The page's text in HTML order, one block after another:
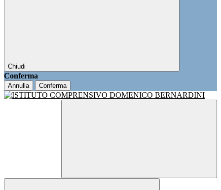
Chiudi
Conferma
Annulla Conferma